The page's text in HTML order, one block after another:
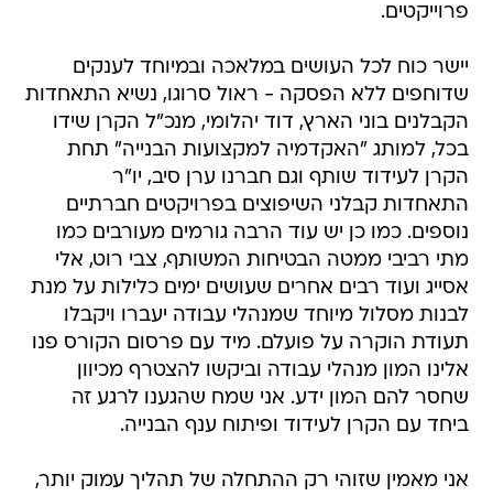
פרוייקטים.
יישר כוח לכל העושים במלאכה ובמיוחד לענקים
שדוחפים ללא הפסקה - ראול סרוגו, נשיא התאחדות
הקבלנים בוני הארץ, דוד יהלומי, מנכ"ל הקרן שידו
בכל, למותג "האקדמיה למקצועות הבנייה" תחת
הקרן לעידוד שותף וגם חברנו ערן סיב, יו"ר
התאחדות קבלני השיפוצים בפרויקטים חברתיים
נוספים. כמו כן יש עוד הרבה גורמים מעורבים כמו
מתי רביבי ממטה הבטיחות המשותף, צבי רוט, אלי
אסייג ועוד רבים אחרים שעושים ימים כלילות על מנת
לבנות מסלול מיוחד שמנהלי עבודה יעברו ויקבלו
תעודת הוקרה על פועלם. מיד עם פרסום הקורס פנו
אלינו המון מנהלי עבודה וביקשו להצטרף מכיוון
שחסר להם המון ידע. אני שמח שהגענו לרגע זה
ביחד עם הקרן לעידוד ופיתוח ענף הבנייה.
אני מאמין שזוהי רק ההתחלה של תהליך עמוק יותר,